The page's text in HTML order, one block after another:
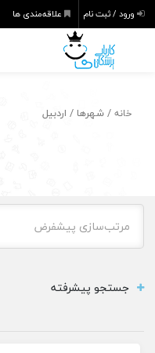
ورود / ثبت نام علاقه‌مندی ها
خانه / شهرها / اردبیل
مرتب‌سازی پیشفرض
جستجو پیشرفته